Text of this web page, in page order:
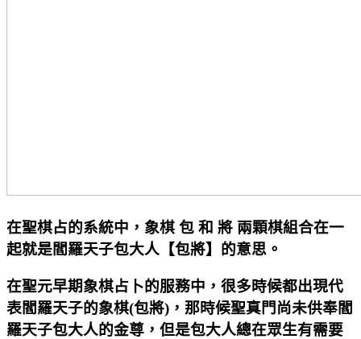
在聖棋占的系統中，象棋 包 和 將 兩顆棋組合在一
起就是閻羅天子包大人【包將】的意思。
在聖元早期象棋占卜的服務中，很多時候都出現代
表閻羅天子的象棋(包將)，那時候聖真門尚未供奉閻
羅天子包大人的金尊，但是包大人總在眾生有需要